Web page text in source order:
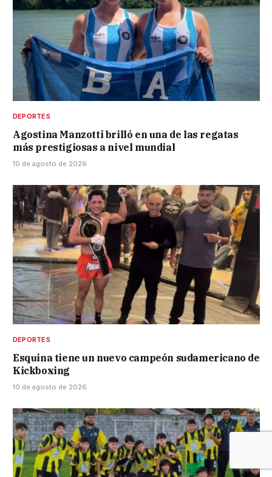
DEPORTES
Agostina Manzotti brilló en una de las regatas
más prestigiosas a nivel mundial
10 de agosto de 2026
DEPORTES
Esquina tiene un nuevo campeón sudamericano de
Kickboxing
10 de agosto de 2026